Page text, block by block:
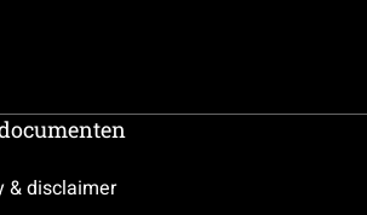
& disclaimer